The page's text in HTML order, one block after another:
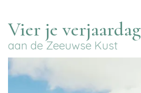
Vier je verjaardag
aan de Zeeuwse Kust